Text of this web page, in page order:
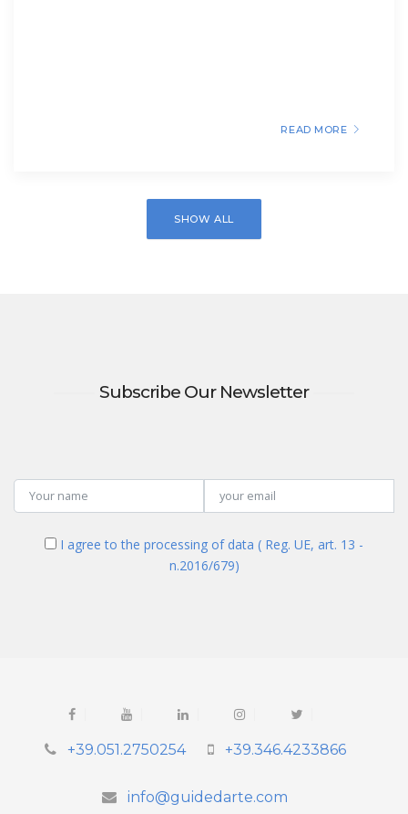
READ MORE
SHOW ALL
Subscribe Our Newsletter
I agree to the processing of data ( Reg. UE, art. 13 -
n.2016/679)
+39.051.2750254 +39.346.4233866
info@guidedarte.com